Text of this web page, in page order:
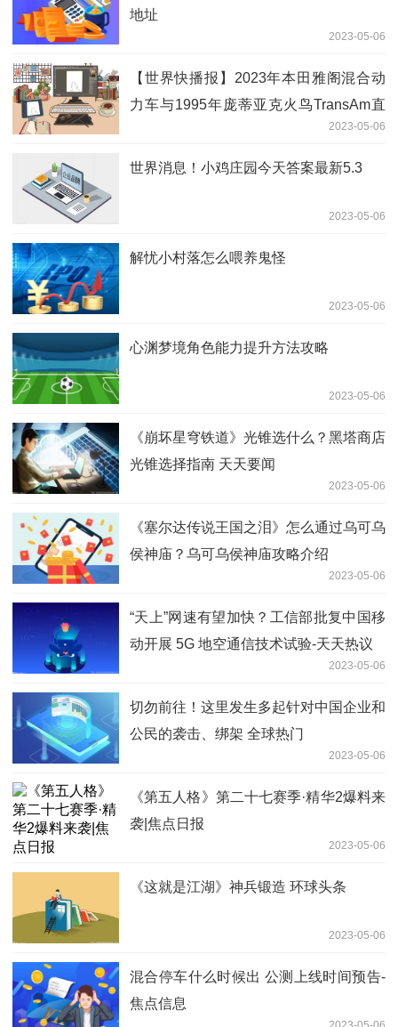
地址
2023-05-06
【世界快播报】2023年本田雅阁混合动
力车与1995年庞蒂亚克火鸟TransAm直
2023-05-06
世界消息！小鸡庄园今天答案最新5.3
2023-05-06
解忧小村落怎么喂养鬼怪
2023-05-06
心渊梦境角色能力提升方法攻略
2023-05-06
《崩坏星穹铁道》光锥选什么？黑塔商店
光锥选择指南 天天要闻
2023-05-06
《塞尔达传说王国之泪》怎么通过乌可乌
侯神庙？乌可乌侯神庙攻略介绍
2023-05-06
“天上”网速有望加快？工信部批复中国移
动开展 5G 地空通信技术试验-天天热议
2023-05-06
切勿前往！这里发生多起针对中国企业和
公民的袭击、绑架 全球热门
2023-05-06
《第五人格》第二十七赛季·精华2爆料来
袭|焦点日报
2023-05-06
《这就是江湖》神兵锻造 环球头条
2023-05-06
混合停车什么时候出 公测上线时间预告-
焦点信息